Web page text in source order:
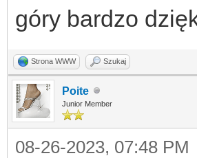
góry bardzo
Strona WWW Szukaj
Poite
Junior Member
08-26-2023, 07:48 PM